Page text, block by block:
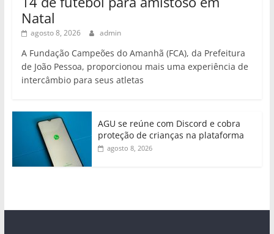
Natal
agosto 8, 2026 admin
A Fundação Campeões do Amanhã (FCA), da Prefeitura
de João Pessoa, proporcionou mais uma experiência de
intercâmbio para seus atletas
AGU se reúne com Discord e cobra
proteção de crianças na plataforma
agosto 8, 2026